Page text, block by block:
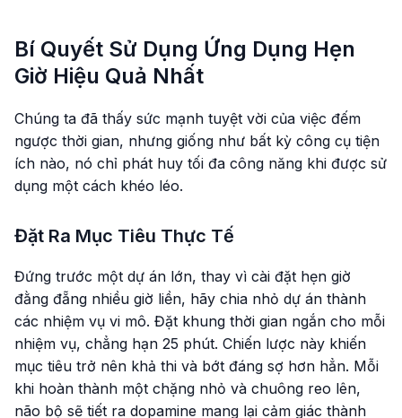
Bí Quyết Sử Dụng Ứng Dụng Hẹn
Giờ Hiệu Quả Nhất
Chúng ta đã thấy sức mạnh tuyệt vời của việc đếm
ngược thời gian, nhưng giống như bất kỳ công cụ tiện
ích nào, nó chỉ phát huy tối đa công năng khi được sử
dụng một cách khéo léo.
Đặt Ra Mục Tiêu Thực Tế
Đứng trước một dự án lớn, thay vì cài đặt hẹn giờ
đằng đẵng nhiều giờ liền, hãy chia nhỏ dự án thành
các nhiệm vụ vi mô. Đặt khung thời gian ngắn cho mỗi
nhiệm vụ, chẳng hạn 25 phút. Chiến lược này khiến
mục tiêu trở nên khả thi và bớt đáng sợ hơn hẳn. Mỗi
khi hoàn thành một chặng nhỏ và chuông reo lên,
não bộ sẽ tiết ra dopamine mang lại cảm giác thành